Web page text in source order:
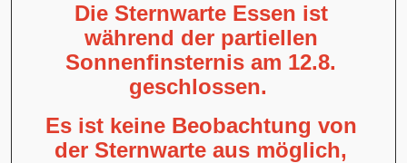
Die Sternwarte Essen ist
während der partiellen
Sonnenfinsternis am 12.8.
geschlossen.
Es ist keine Beobachtung von
der Sternwarte aus möglich,